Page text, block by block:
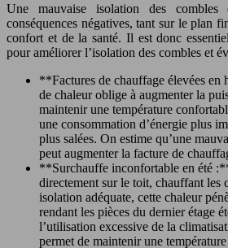
Une mauvaise isolation des combles
conséquences négatives, tant sur le plan
confort et de la santé. Il est donc
pour améliorer l’isolation des combles et
**Factures de chauffage élevées
de chaleur oblige à augmenter la
maintenir une température
une consommation d’énergie plus
plus salées. On estime qu’une
peut augmenter la facture de
**Surchauffe inconfortable en été
directement sur le toit, chauffant les
isolation adéquate, cette chaleur
rendant les pièces du dernier étage
l’utilisation excessive de la
permet de maintenir une